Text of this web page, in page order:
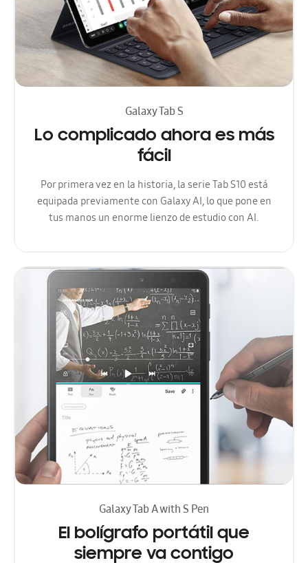
Galaxy Tab S
Lo complicado ahora es más
fácil
Por primera vez en la historia, la serie Tab S10 está
equipada previamente con Galaxy AI, lo que pone en
tus manos un enorme lienzo de estudio con AI.
Galaxy Tab A with S Pen
El bolígrafo portátil que
siempre va contigo